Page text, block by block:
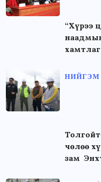
“Хүрээ
НИЙГЭМ
чөлөө
зам